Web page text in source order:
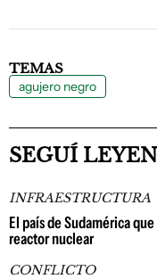
TEMAS
agujero negro
SEGUÍ
INFRAESTRUCTURA
El país de Sudamérica
reactor nuclear
CONFLICTO